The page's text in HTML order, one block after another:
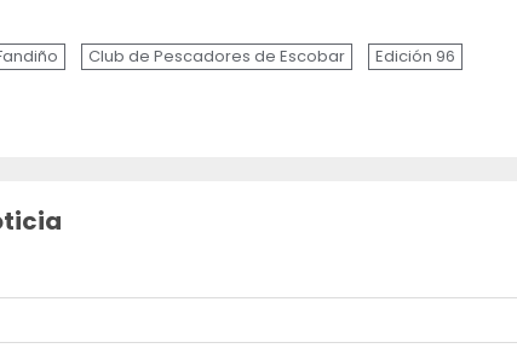
Club de Pescadores de Escobar
Edición 96